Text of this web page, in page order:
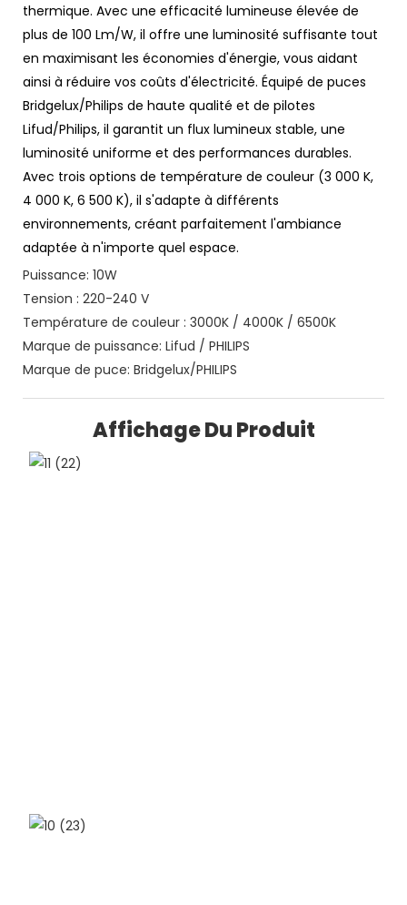
thermique. Avec une efficacité lumineuse élevée de
plus de 100 Lm/W, il offre une luminosité suffisante tout
en maximisant les économies d'énergie, vous aidant
ainsi à réduire vos coûts d'électricité. Équipé de puces
Bridgelux/Philips de haute qualité et de pilotes
Lifud/Philips, il garantit un flux lumineux stable, une
luminosité uniforme et des performances durables.
Avec trois options de température de couleur (3 000 K,
4 000 K, 6 500 K), il s'adapte à différents
environnements, créant parfaitement l'ambiance
adaptée à n'importe quel espace.
Puissance: 10W
Tension : 220-240 V
Température de couleur : 3000K / 4000K / 6500K
Marque de puissance: Lifud / PHILIPS
Marque de puce: Bridgelux/PHILIPS
Affichage Du Produit